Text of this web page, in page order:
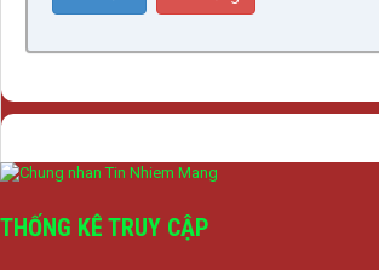
THỐNG KÊ TRUY CẬP